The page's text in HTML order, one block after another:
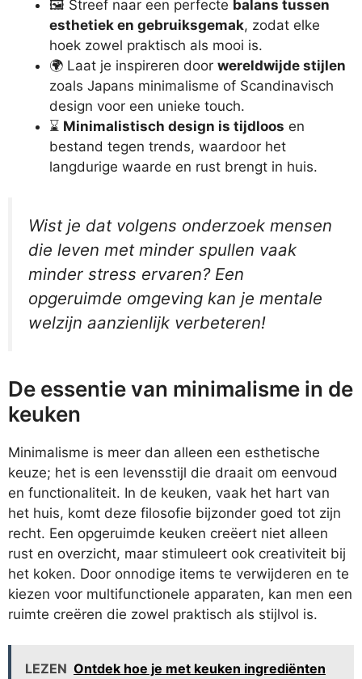
🖼️ Streef naar een perfecte balans tussen
esthetiek en gebruiksgemak, zodat elke
hoek zowel praktisch als mooi is.
🌍 Laat je inspireren door wereldwijde stijlen
zoals Japans minimalisme of Scandinavisch
design voor een unieke touch.
⌛ Minimalistisch design is tijdloos en
bestand tegen trends, waardoor het
langdurige waarde en rust brengt in huis.
Wist je dat volgens onderzoek mensen
die leven met minder spullen vaak
minder stress ervaren? Een
opgeruimde omgeving kan je mentale
welzijn aanzienlijk verbeteren!
De essentie van minimalisme in de
keuken
Minimalisme is meer dan alleen een esthetische
keuze; het is een levensstijl die draait om eenvoud
en functionaliteit. In de keuken, vaak het hart van
het huis, komt deze filosofie bijzonder goed tot zijn
recht. Een opgeruimde keuken creëert niet alleen
rust en overzicht, maar stimuleert ook creativiteit bij
het koken. Door onnodige items te verwijderen en te
kiezen voor multifunctionele apparaten, kan men een
ruimte creëren die zowel praktisch als stijlvol is.
LEZEN Ontdek hoe je met keuken ingrediënten